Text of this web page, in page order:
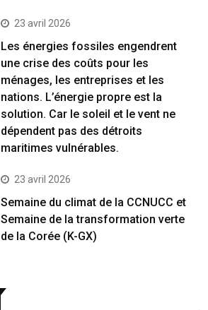
23 avril 2026
Les énergies fossiles engendrent
une crise des coûts pour les
ménages, les entreprises et les
nations. L’énergie propre est la
solution. Car le soleil et le vent ne
dépendent pas des détroits
maritimes vulnérables.
23 avril 2026
Semaine du climat de la CCNUCC et
Semaine de la transformation verte
de la Corée (K-GX)